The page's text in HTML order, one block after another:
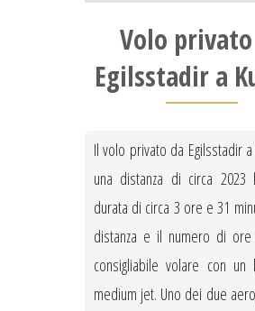
Volo
Egilsstadir a
Il volo privato da Egilsstadir
una distanza di circa
durata di circa 3 ore e 31
distanza e il numero di
consigliabile volare con
medium jet. Uno dei due